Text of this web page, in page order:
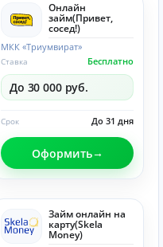
Онлайн
займ(Привет,
сосед!)
МКК «Триумвират»
Бесплатно
Ставка
До 30 000 руб.
До 31 дня
Срок
Оформить
Займ онлайн на
карту(Skela
Money)